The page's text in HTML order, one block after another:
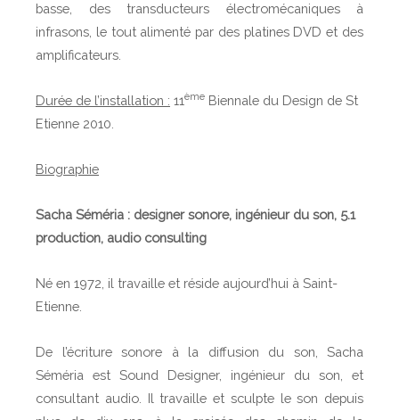
basse, des transducteurs électromécaniques à
infrasons, le tout alimenté par des platines DVD et des
amplificateurs.
Durée de l’installation : 11ème Biennale du Design de St
Etienne 2010.
Biographie
Sacha Séméria : designer sonore, ingénieur du son, 5.1
production, audio consulting
Né en 1972, il travaille et réside aujourd’hui à Saint-
Etienne.
De l’écriture sonore à la diffusion du son, Sacha
Séméria est Sound Designer, ingénieur du son, et
consultant audio. Il travaille et sculpte le son depuis